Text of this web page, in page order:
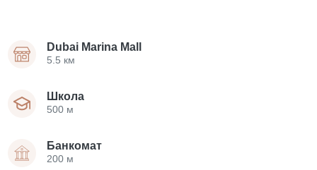
Dubai Marina Mall
5.5 км
Школа
500 м
Банкомат
200 м